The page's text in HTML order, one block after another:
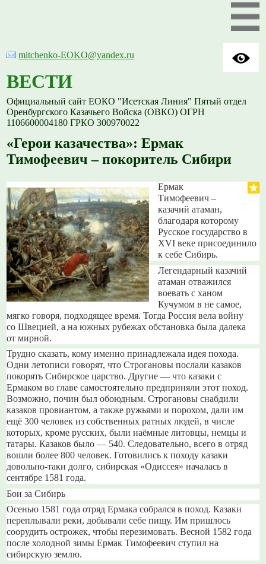
mitchenko-EOKO@yandex.ru
ВЕСТИ
Официальный сайт ЕОКО "Исетская Линия" Пятый отдел
Оренбургского Казачьего Войска (ОВКО) ОГРН
1106600004180 ГРКО 300970022
«Герои казачества»: Ермак
Тимофеевич – покоритель Сибири
Ермак
Тимофеевич –
казачий атаман,
благодаря которому
Русское государство в
XVI веке присоединило
к себе Сибирь.
Легендарный казачий
атаман отважился
воевать с ханом
Кучумом в не самое,
мягко говоря, подходящее время. Тогда Россия вела войну
со Швецией, а на южных рубежах обстановка была далека
от мирной.
Трудно сказать, кому именно принадлежала идея похода.
Одни летописи говорят, что Строгановы послали казаков
покорять Сибирское царство. Другие — что казаки с
Ермаком во главе самостоятельно предприняли этот поход.
Возможно, почин был обоюдным. Строгановы снабдили
казаков провиантом, а также ружьями и порохом, дали им
ещё 300 человек из собственных ратных людей, в числе
которых, кроме русских, были наёмные литовцы, немцы и
татары. Казаков было — 540. Следовательно, всего в отряд
вошли более 800 человек. Готовились к походу казаки
довольно-таки долго, сибирская «Одиссея» началась в
сентябре 1581 года.
Бои за Сибирь
Осенью 1581 года отряд Ермака собрался в поход. Казаки
переплывали реки, добывали себе пищу. Им пришлось
соорудить острожек, чтобы перезимовать. Весной 1582 года
после холодной зимы Ермак Тимофеевич ступил на
сибирскую землю.